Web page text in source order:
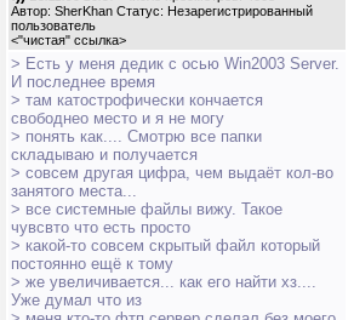
Автор: SherKhan Статус: Незарегистрированный
пользователь
<"чистая" ссылка>
> Есть у меня дедик с осью Win2003 Server.
И последнее время
> там катострофически кончается
свободнео место и я не могу
> понять как.... Смотрю все папки
складываю и получается
> совсем другая цифра, чем выдаёт кол-во
занятого места...
> все системные файлы вижу. Такое
чувсвто что есть просто
> какой-то совсем скрытый файл который
постоянно ещё к тому
> же увеличивается... как его найти хз....
Уже думал что из